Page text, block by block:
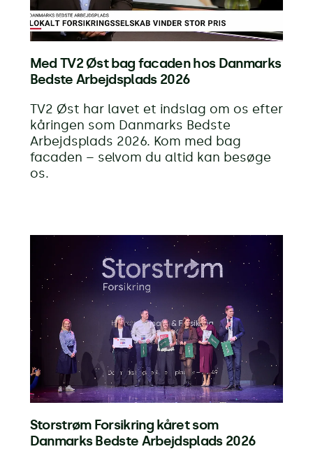
Med TV2 Øst bag facaden hos Danmarks
Bedste Arbejdsplads 2026
TV2 Øst har lavet et indslag om os efter
kåringen som Danmarks Bedste
Arbejdsplads 2026. Kom med bag
facaden – selvom du altid kan besøge
os.
Storstrøm Forsikring kåret som
Danmarks Bedste Arbejdsplads 2026